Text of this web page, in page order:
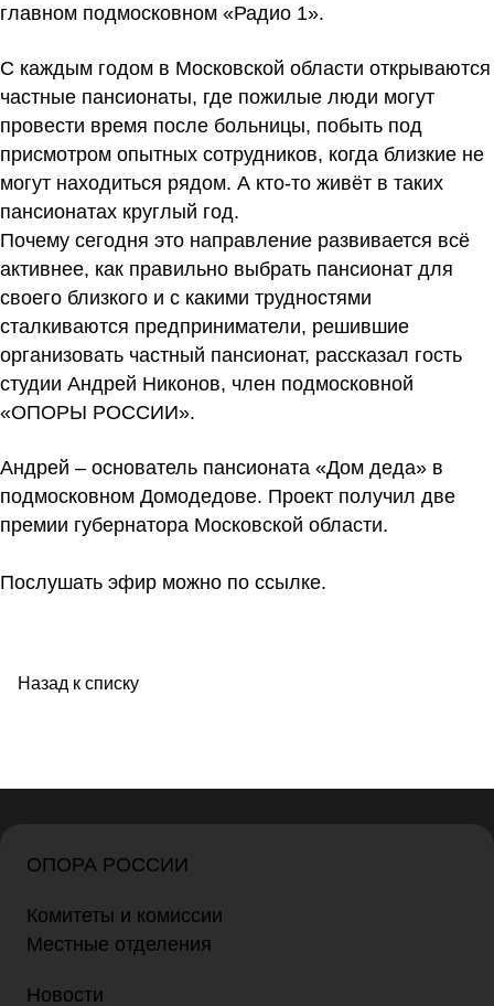
главном подмосковном «Радио 1».
С каждым годом в Московской области открываются
частные пансионаты, где пожилые люди могут
провести время после больницы, побыть под
присмотром опытных сотрудников, когда близкие не
могут находиться рядом. А кто-то живёт в таких
пансионатах круглый год.
Почему сегодня это направление развивается всё
активнее, как правильно выбрать пансионат для
своего близкого и с какими трудностями
сталкиваются предприниматели, решившие
организовать частный пансионат, рассказал гость
студии Андрей Никонов, член подмосковной
«ОПОРЫ РОССИИ».
Андрей – основатель пансионата «Дом деда» в
подмосковном Домодедове. Проект получил две
премии губернатора Московской области.
Послушать эфир можно по ссылке.
Назад к списку
ОПОРА РОССИИ
Комитеты и комиссии
Местные отделения
Новости